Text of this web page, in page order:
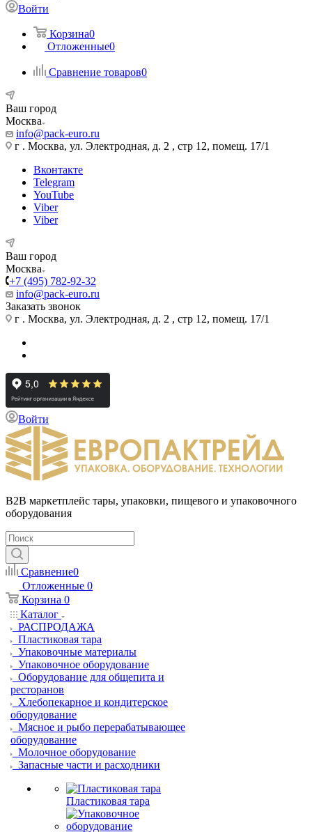
Войти
Корзина0
Отложенные0
Сравнение товаров0
Ваш город
Москва
info@pack-euro.ru
г . Москва, ул. Электродная, д. 2 , стр 12, помещ. 17/1
Вконтакте
Telegram
YouTube
Viber
Viber
Ваш город
Москва
+7 (495) 782-92-32
info@pack-euro.ru
Заказать звонок
г . Москва, ул. Электродная, д. 2 , стр 12, помещ. 17/1
Войти
B2B маркетплейс тары, упаковки, пищевого и упаковочного
оборудования
Сравнение0
Отложенные 0
Корзина 0
Каталог
РАСПРОДАЖА
Пластиковая тара
Упаковочные материалы
Упаковочное оборудование
Оборудование для общепита и
ресторанов
Хлебопекарное и кондитерское
оборудование
Мясное и рыбо перерабатывающее
оборудование
Молочное оборудование
Запасные части и расходники
Пластиковая тара